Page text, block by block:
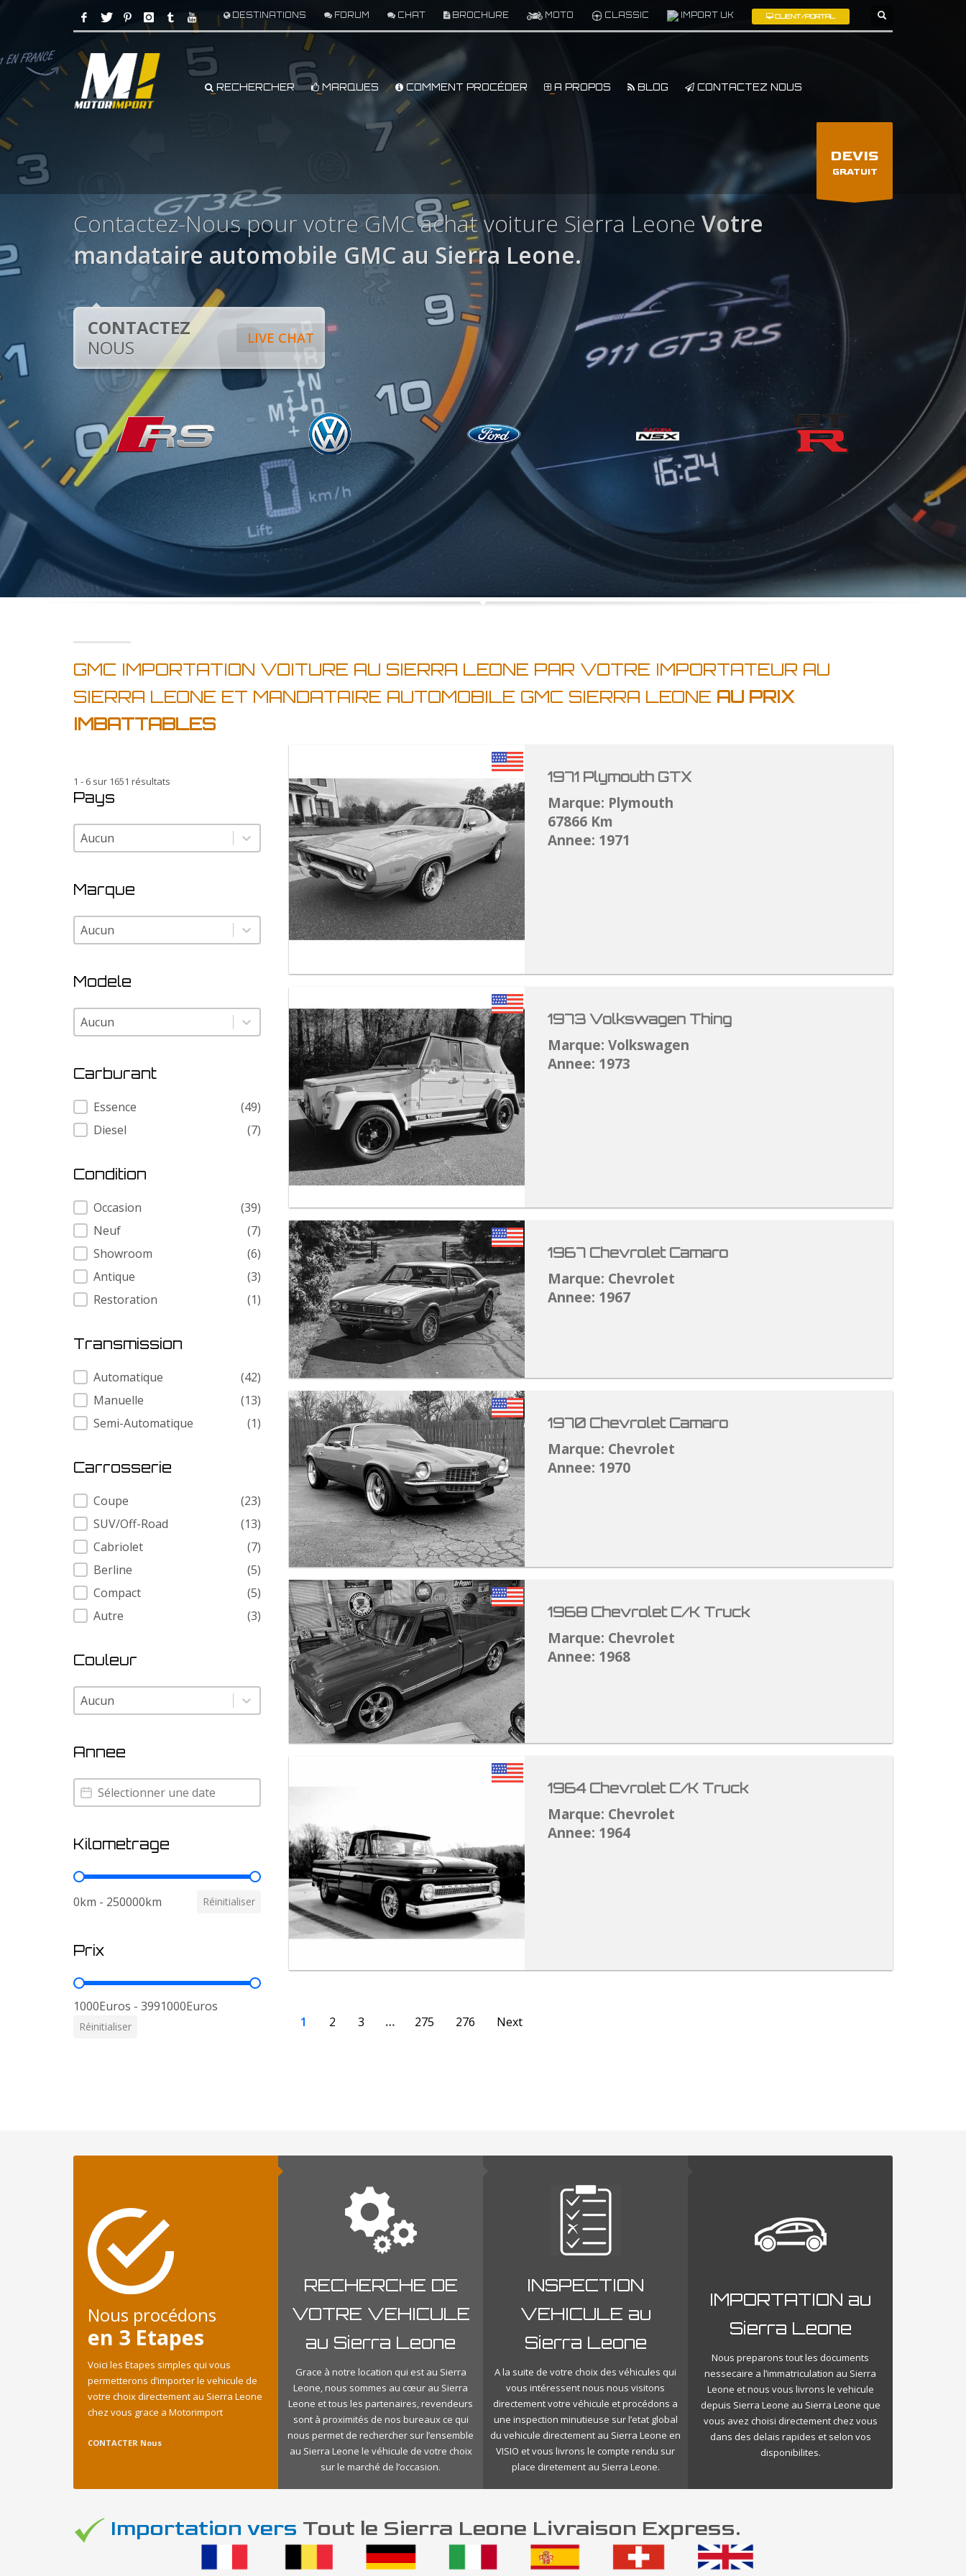
DESTINATIONS FORUM CHAT BROCHURE MOTO CLASSIC IMPORT UK CLIENT/PORTAL
RECHERCHER MARQUES COMMENT PROCÉDER A PROPOS BLOG CONTACTEZ NOUS
DEVIS
GRATUIT
Contactez-Nous pour votre GMC achat voiture Sierra Leone Votre
mandataire automobile GMC au Sierra Leone.
LIVE CHAT
CONTACTEZ
NOUS
GMC IMPORTATION VOITURE AU SIERRA LEONE PAR VOTRE IMPORTATEUR AU
SIERRA LEONE ET MANDATAIRE AUTOMOBILE GMC SIERRA LEONE AU PRIX
IMBATTABLES
1 - 6 sur 1651 résultats
Pays
Pays
Pays
Marque
Marque
Marque
Modele
Modele
Modele
Carburant
Carburant
Essence
(49)
Diesel
(7)
Condition
Condition
Occasion
(39)
Neuf
(7)
Showroom
(6)
Antique
(3)
Restoration
(1)
Transmission
Transmission
Automatique
(42)
Manuelle
(13)
Semi-Automatique
(1)
Carrosserie
Carrosserie
Coupe
(23)
SUV/Off-Road
(13)
Cabriolet
(7)
Berline
(5)
Compact
(5)
Autre
(3)
Couleur
Couleur
Couleur
Annee
Annee
Annee
Kilometrage
Kilometrage
0km - 250000km Réinitialiser
Prix
Prix
1000Euros - 3991000Euros
Réinitialiser
1971 Plymouth GTX
Marque: Plymouth
67866 Km
Annee: 1971
1973 Volkswagen Thing
Marque: Volkswagen
Annee: 1973
1967 Chevrolet Camaro
Marque: Chevrolet
Annee: 1967
1970 Chevrolet Camaro
Marque: Chevrolet
Annee: 1970
1968 Chevrolet C/K Truck
Marque: Chevrolet
Annee: 1968
1964 Chevrolet C/K Truck
Marque: Chevrolet
Annee: 1964
1 2 3 … 275 276 Next
Nous procédons
en 3 Etapes
Voici les Etapes simples qui vous
permetterons d’importer le vehicule de
votre choix directement au Sierra Leone
chez vous grace a Motorimport
CONTACTER Nous
RECHERCHE DE
VOTRE VEHICULE
au Sierra Leone
Grace à notre location qui est au Sierra
Leone, nous sommes au cœur au Sierra
Leone et tous les partenaires, revendeurs
sont à proximités de nos bureaux ce qui
nous permet de rechercher sur l’ensemble
au Sierra Leone le véhicule de votre choix
sur le marché de l’occasion.
INSPECTION
VEHICULE au
Sierra Leone
A la suite de votre choix des véhicules qui
vous intéressent nous nous visitons
directement votre véhicule et procédons a
une inspection minutieuse sur l’etat global
du vehicule directement au Sierra Leone en
VISIO et vous livrons le compte rendu sur
place diretement au Sierra Leone.
IMPORTATION au
Sierra Leone
Nous preparons tout les documents
nessecaire a l’immatriculation au Sierra
Leone et nous vous livrons le vehicule
depuis Sierra Leone au Sierra Leone que
vous avez choisi directement chez vous
dans des delais rapides et selon vos
disponibilites.
Importation vers Tout le Sierra Leone Livraison Express.